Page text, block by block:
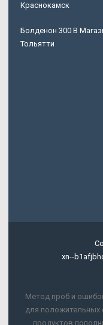
Краснокамск
Болденон 300 В
Тольятти
xn--
Метод проб и
для положительных
продуктов